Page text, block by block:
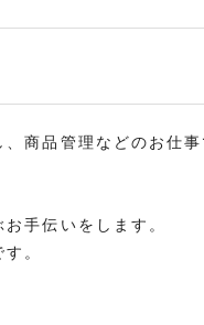
商品管理などのお仕
手伝いをします。
。